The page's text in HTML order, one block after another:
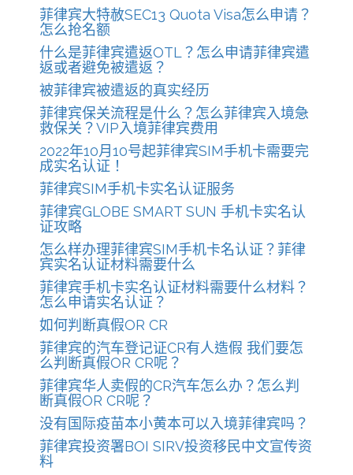
菲律宾大特赦SEC13 Quota Visa怎么申请？
怎么抢名额
什么是菲律宾遣返OTL？怎么申请菲律宾遣
返或者避免被遣返？
被菲律宾被遣返的真实经历
菲律宾保关流程是什么？怎么菲律宾入境急
救保关？VIP入境菲律宾费用
2022年10月10号起菲律宾SIM手机卡需要完
成实名认证！
菲律宾SIM手机卡实名认证服务
菲律宾GLOBE SMART SUN 手机卡实名认
证攻略
怎么样办理菲律宾SIM手机卡名认证？菲律
宾实名认证材料需要什么
菲律宾手机卡实名认证材料需要什么材料？
怎么申请实名认证？
如何判断真假OR CR
菲律宾的汽车登记证CR有人造假 我们要怎
么判断真假OR CR呢？
菲律宾华人卖假的CR汽车怎么办？怎么判
断真假OR CR呢？
没有国际疫苗本小黄本可以入境菲律宾吗？
菲律宾投资署BOI SIRV投资移民中文宣传资
料